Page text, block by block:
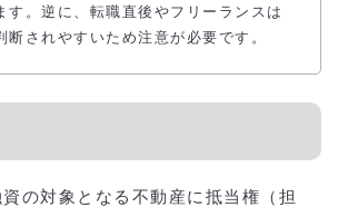
す。逆に、転職直後やフリーランスは
断されやすいため注意が必要です。
の対象となる不動産に抵当権（担